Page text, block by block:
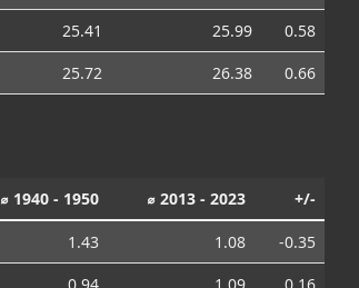
25.41 25.99
0.58
25.72 26.38 0.66
⌀ 1940 - 1950 ⌀ 2013 - 2023 +/-
1.43 1.08
-0.35